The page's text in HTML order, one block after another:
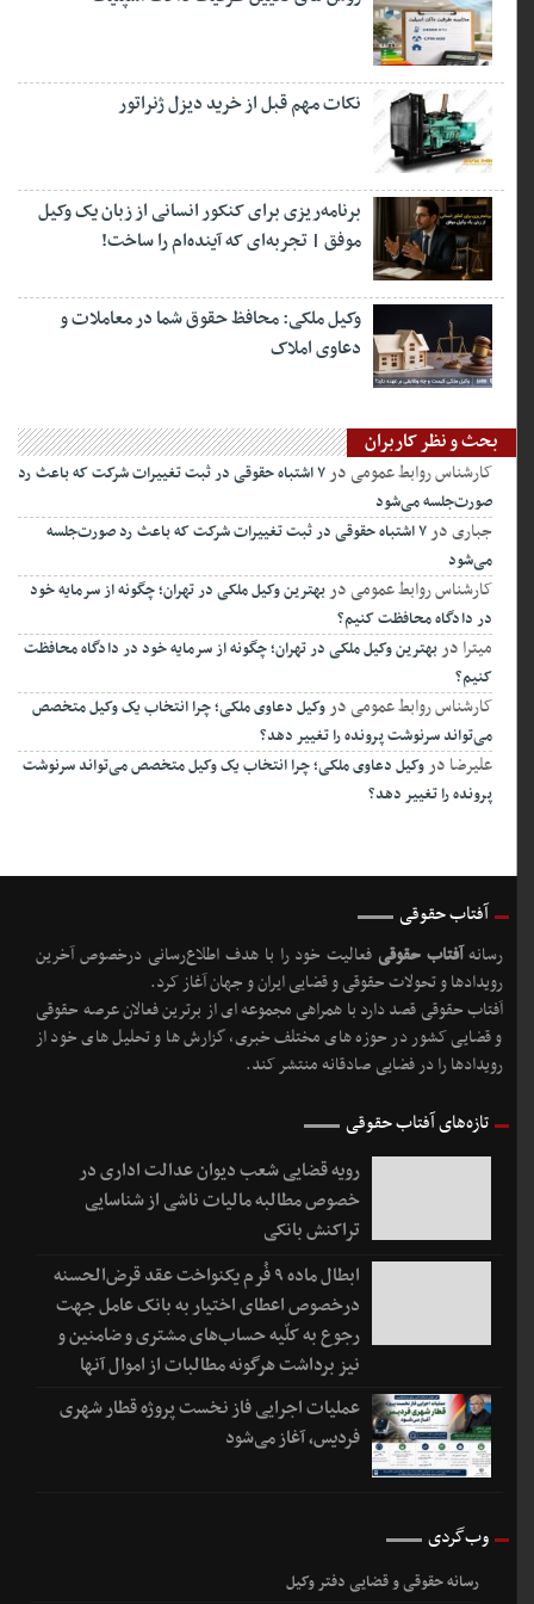
نکات مهم قبل از خرید دیزل ژنراتور
برنامه‌ریزی برای کنکور انسانی از زبان یک وکیل
موفق | تجربه‌ای که آینده‌ام را ساخت!
وکیل ملکی: محافظ حقوق شما در معاملات و
دعاوی املاک
بحث و نظر کاربران
کارشناس روابط عمومیدر ۷ اشتباه حقوقی در ثبت تغییرات شرکت که باعث رد
صورت‌جلسه می‌شود
جباریدر ۷ اشتباه حقوقی در ثبت تغییرات شرکت که باعث رد صورت‌جلسه
می‌شود
کارشناس روابط عمومیدربهترین وکیل ملکی در تهران؛ چگونه از سرمایه خود
در دادگاه محافظت کنیم؟
میترادربهترین وکیل ملکی در تهران؛ چگونه از سرمایه خود در دادگاه محافظت
کنیم؟
کارشناس روابط عمومیدروکیل دعاوی ملکی؛ چرا انتخاب یک وکیل متخصص
می‌تواند سرنوشت پرونده را تغییر دهد؟
علیرضادروکیل دعاوی ملکی؛ چرا انتخاب یک وکیل متخصص می‌تواند سرنوشت
پرونده را تغییر دهد؟
آفتاب حقوقی
رسانهآفتاب حقوقیفعالیت خود را با هدف اطلاع‌رسانی درخصوص آخرین
رویدادها و تحولات حقوقی و قضایی ایران و جهان آغاز کرد.
آفتاب حقوقی قصد دارد با همراهی مجموعه ای از برترین فعالان عرصه حقوقی
و قضایی کشور در حوزه های مختلف خبری، گزارش ها و تحلیل های خود از
رویدادها را در فضایی صادقانه منتشر کند.
تازه‌های آفتاب حقوقی
رویه قضایی شعب دیوان عدالت اداری در
خصوص مطالبه مالیات ناشی از شناسایی
تراکنش بانکی
ابطال ماده ۹ فُرم یکنواخت عقد قرض‌الحسنه
درخصوص اعطای اختیار به بانک عامل جهت
رجوع به کلّیه حساب‌های مشتری و ضامنین و
نیز برداشت هرگونه مطالبات از اموال آنها
عملیات اجرایی فاز نخست پروژه قطار شهری
فردیس، آغاز می‌شود
وب‌گردی
رسانه حقوقی و قضایی دفتر وکیل